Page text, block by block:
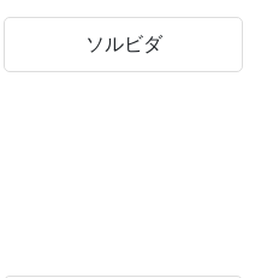
ソルビダ